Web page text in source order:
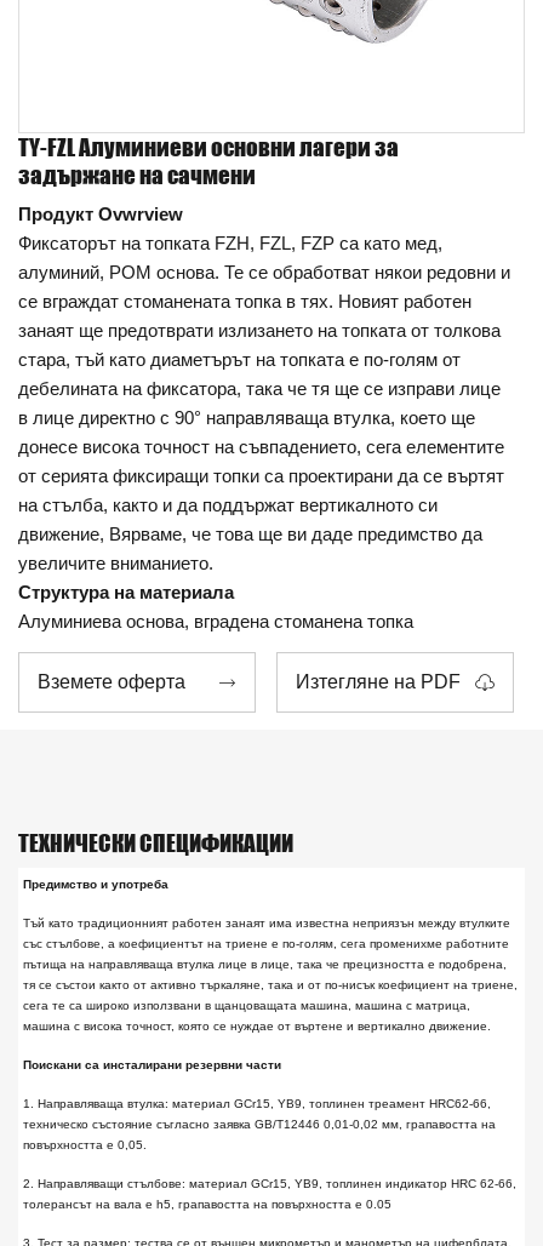
TY-FZL Алуминиеви основни лагери за
задържане на сачмени
Продукт Ovwrview
Фиксаторът на топката FZH, FZL, FZP са като мед,
алуминий, POM основа. Те се обработват някои редовни и
се вграждат стоманената топка в тях. Новият работен
занаят ще предотврати излизането на топката от толкова
стара, тъй като диаметърът на топката е по-голям от
дебелината на фиксатора, така че тя ще се изправи лице
в лице директно с 90° направляваща втулка, което ще
донесе висока точност на съвпадението, сега елементите
от серията фиксиращи топки са проектирани да се въртят
на стълба, както и да поддържат вертикалното си
движение, Вярваме, че това ще ви даде предимство да
увеличите вниманието.
Структура на материала
Алуминиева основа, вградена стоманена топка
Вземете оферта  Изтегляне на PDF 
ТЕХНИЧЕСКИ СПЕЦИФИКАЦИИ
Предимство и употреба
Тъй като традиционният работен занаят има известна неприязън между втулките
със стълбове, а коефициентът на триене е по-голям, сега променихме работните
пътища на направляваща втулка лице в лице, така че прецизността е подобрена,
тя се състои както от активно търкаляне, така и от по-нисък коефициент на триене,
сега те са широко използвани в щанцоващата машина, машина с матрица,
машина с висока точност, която се нуждае от въртене и вертикално движение.
Поискани са инсталирани резервни части
1. Направляваща втулка: материал GCr15, YB9, топлинен треамент HRC62-66,
техническо състояние съгласно заявка GB/T12446 0,01-0,02 мм, грапавостта на
повърхността е 0,05.
2. Направляващи стълбове: материал GCr15, YB9, топлинен индикатор HRC 62-66,
толерансът на вала е h5, грапавостта на повърхността е 0.05
3. Тест за размер: тества се от външен микрометър и манометър на циферблата,